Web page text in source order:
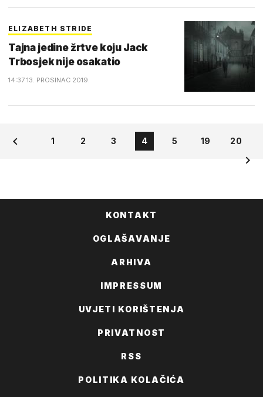
ELIZABETH STRIDE
Tajna jedine žrtve koju Jack
Trbosjek nije osakatio
14:37 13. PROSINAC 2019.
1 2 3 4 5 19 20
KONTAKT
OGLAŠAVANJE
ARHIVA
IMPRESSUM
UVJETI KORIŠTENJA
PRIVATNOST
RSS
POLITIKA KOLAČIĆA